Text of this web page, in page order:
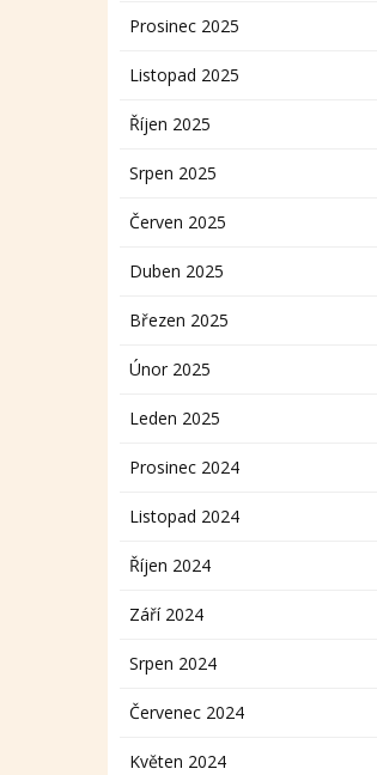
Prosinec 2025
Listopad 2025
Říjen 2025
Srpen 2025
Červen 2025
Duben 2025
Březen 2025
Únor 2025
Leden 2025
Prosinec 2024
Listopad 2024
Říjen 2024
Září 2024
Srpen 2024
Červenec 2024
Květen 2024